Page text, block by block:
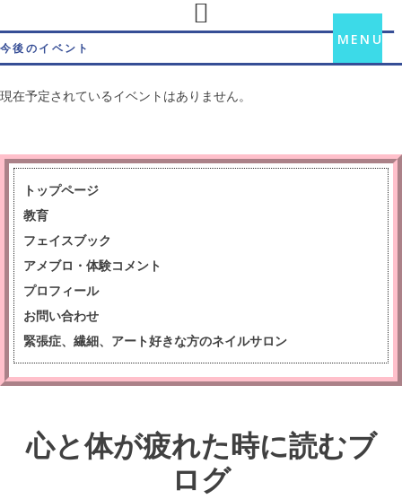
to
primary
navigation
to
main
content
to
primary
sidebar
to
footer
今後のイベント
現在予定されているイベントはありません。
トップページ
教育
フェイスブック
アメブロ・体験コメント
プロフィール
お問い合わせ
緊張症、繊細、アート好きな方のネイルサロン
心と体が疲れた時に読むブ
ログ
MENU